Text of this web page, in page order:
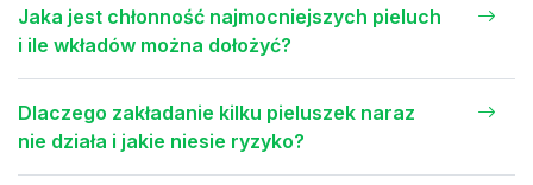
Jaka jest chłonność najmocniejszych pieluch
i ile wkładów można dołożyć?
Dlaczego zakładanie kilku pieluszek naraz
nie działa i jakie niesie ryzyko?